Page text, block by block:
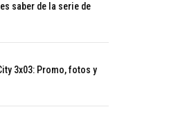
saber de la serie de
3x03: Promo, fotos y